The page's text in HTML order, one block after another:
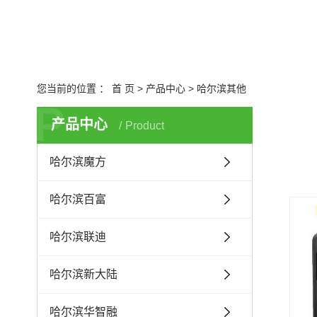
您当前的位置 ： 首 页 > 产品中心 > 哈尔滨其他
产品中心 Product
P
哈尔滨魔方
哈尔滨百富
哈尔滨联迪
哈尔滨新大陆
哈尔滨华智融